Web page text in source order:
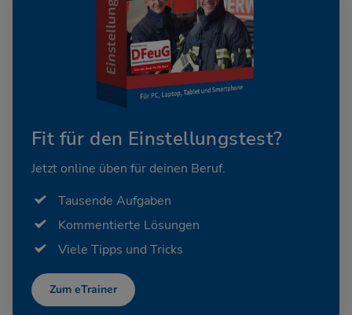
Fit für den Einstellungstest?
Jetzt online üben für deinen Beruf.
Tausende Aufgaben
Kommentierte Lösungen
Viele Tipps und Tricks
Zum eTrainer